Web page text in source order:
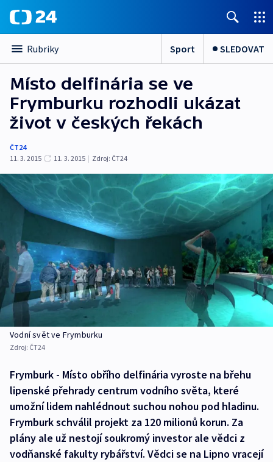
Rubriky Sport SLEDOVAT
Místo delfinária se ve
Frymburku rozhodli ukázat
život v českých řekách
ČT24
11. 3. 2015
11. 3. 2015 | Zdroj: ČT24
Vodní svět ve Frymburku
Zdroj: ČT24
Frymburk - Místo obřího delfinária vyroste na břehu
lipenské přehrady centrum vodního světa, které
umožní lidem nahlédnout suchou nohou pod hladinu.
Frymburk schválil projekt za 120 milionů korun. Za
plány ale už nestojí soukromý investor ale vědci z
vodňanské fakulty rybářství. Vědci se na Lipno vracejí